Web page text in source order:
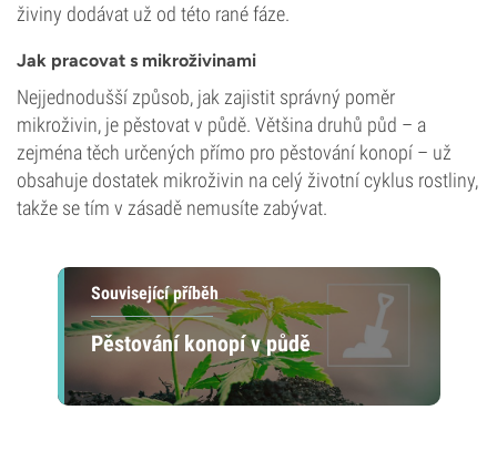
živiny dodávat už od této rané fáze.
Jak pracovat s mikroživinami
Nejjednodušší způsob, jak zajistit správný poměr
mikroživin, je pěstovat v půdě. Většina druhů půd – a
zejména těch určených přímo pro pěstování konopí – už
obsahuje dostatek mikroživin na celý životní cyklus rostliny,
takže se tím v zásadě nemusíte zabývat.
Související příběh
Pěstování konopí v půdě